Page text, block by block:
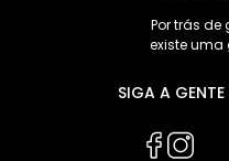
Por trás
existe uma
SIGA A GENTE